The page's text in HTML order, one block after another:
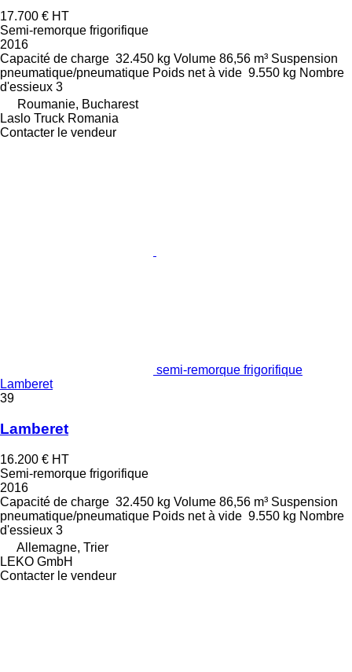
17.700 € HT
Semi-remorque frigorifique
2016
Capacité de charge 32.450 kg Volume 86,56 m³ Suspension
pneumatique/pneumatique Poids net à vide 9.550 kg Nombre
d'essieux 3
Roumanie, Bucharest
Laslo Truck Romania
Contacter le vendeur
semi-remorque frigorifique
Lamberet
39
Lamberet
16.200 € HT
Semi-remorque frigorifique
2016
Capacité de charge 32.450 kg Volume 86,56 m³ Suspension
pneumatique/pneumatique Poids net à vide 9.550 kg Nombre
d'essieux 3
Allemagne, Trier
LEKO GmbH
Contacter le vendeur